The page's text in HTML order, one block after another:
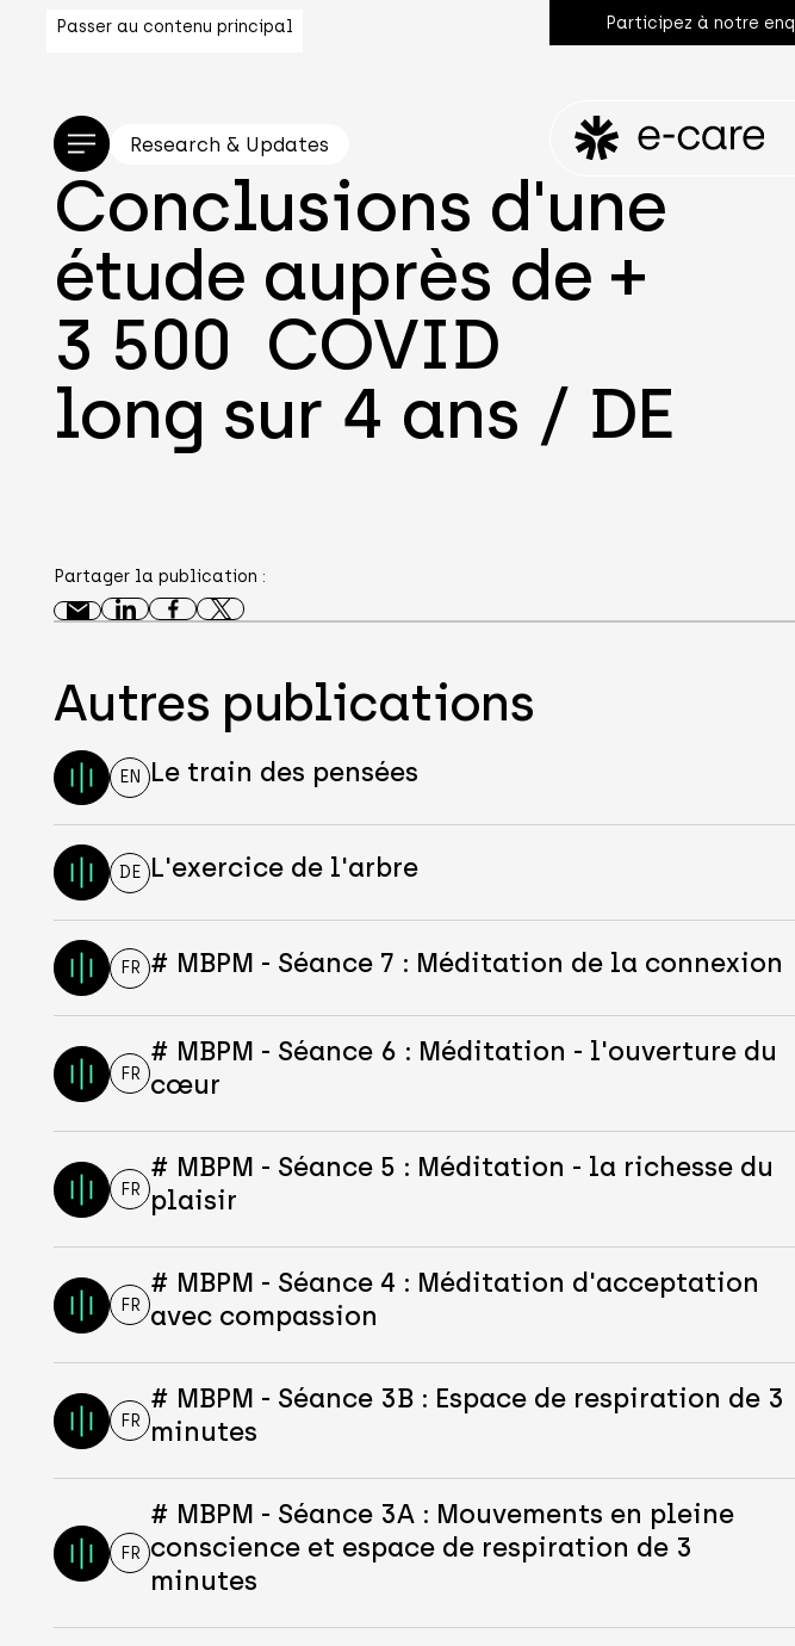
Passer au contenu principal Participez à notre
Research & Updates
Conclusions d'une
étude auprès de +
3 500 COVID
long sur 4 ans / DE
Partager la publication :
Autres publications
EN Le train des pensées
DE L'exercice de l'arbre
FR # MBPM - Séance 7 : Méditation de la connexion
FR
# MBPM - Séance 6 : Méditation - l'ouverture du
cœur
FR
# MBPM - Séance 5 : Méditation - la richesse du
plaisir
FR
# MBPM - Séance 4 : Méditation d'acceptation
avec compassion
FR
# MBPM - Séance 3B : Espace de respiration de 3
minutes
FR
# MBPM - Séance 3A : Mouvements en pleine
conscience et espace de respiration de 3
minutes